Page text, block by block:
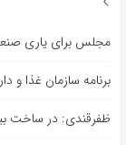
مجلس برای یاری
برنامه سازمان غذا و
ظفرقندی: در ساخت